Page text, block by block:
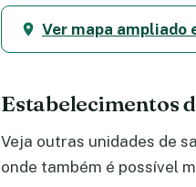
Ver mapa ampliado
Estabelecimentos
Veja outras unidades de
onde também é possível